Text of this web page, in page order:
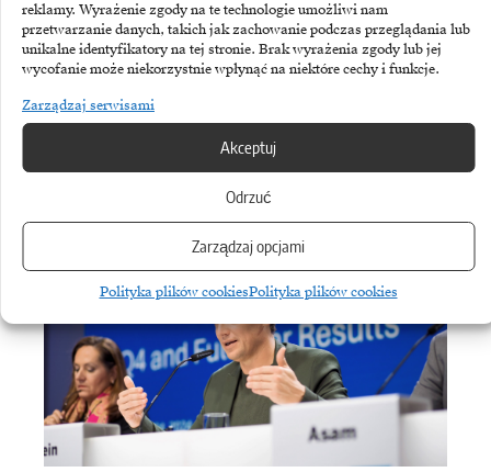
reklamy. Wyrażenie zgody na te technologie umożliwi nam
przetwarzanie danych, takich jak zachowanie podczas przeglądania lub
unikalne identyfikatory na tej stronie. Brak wyrażenia zgody lub jej
wycofanie może niekorzystnie wpłynąć na niektóre cechy i funkcje.
Zarządzaj serwisami
Akceptuj
Odrzuć
Zarządzaj opcjami
Polityka plików cookiesPolityka plików cookies
Subskrybując Biuletyn Brandsit
politykę